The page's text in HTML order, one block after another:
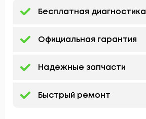
Бесплатная диагностика
Официальная гарантия
Надежные запчасти
Быстрый ремонт